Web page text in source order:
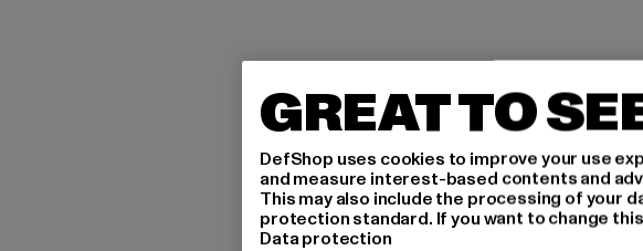
GREAT TO
DefShop uses cookies to improve your use
and measure interest-based contents and
This may also include the processing of your
protection standard. If you want to change
Data protection